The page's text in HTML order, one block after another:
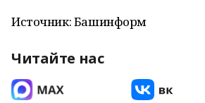
Источник: Башинформ
Читайте нас